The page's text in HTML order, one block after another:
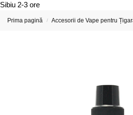
Sibiu 2-3 ore
Prima pagină / Accesorii de Vape pentru